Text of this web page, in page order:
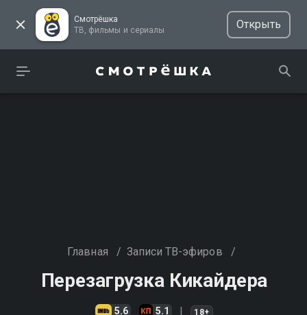
Смотрёшка
ТВ, фильмы и сериалы
Открыть
Главная / Записи ТВ-эфиров /
Перезагрузка Кикайдера
5.6 5.1 18+